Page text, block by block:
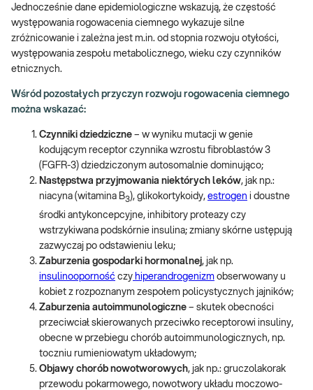
Jednocześnie dane epidemiologiczne wskazują, że częstość
występowania rogowacenia ciemnego wykazuje silne
zróżnicowanie i zależna jest m.in. od stopnia rozwoju otyłości,
występowania zespołu metabolicznego, wieku czy czynników
etnicznych.
Wśród pozostałych przyczyn rozwoju rogowacenia ciemnego
można wskazać:
Czynniki dziedziczne – w wyniku mutacji w genie
kodującym receptor czynnika wzrostu fibroblastów 3
(FGFR-3) dziedziczonym autosomalnie dominująco;
Następstwa przyjmowania niektórych leków, jak np.:
niacyna (witamina B3), glikokortykoidy, estrogen i doustne
środki antykoncepcyjne, inhibitory proteazy czy
wstrzykiwana podskórnie insulina; zmiany skórne ustępują
zazwyczaj po odstawieniu leku;
Zaburzenia gospodarki hormonalnej, jak np.
insulinooporność czy hiperandrogenizm obserwowany u
kobiet z rozpoznanym zespołem policystycznych jajników;
Zaburzenia autoimmunologiczne – skutek obecności
przeciwciał skierowanych przeciwko receptorowi insuliny,
obecne w przebiegu chorób autoimmunologicznych, np.
toczniu rumieniowatym układowym;
Objawy chorób nowotworowych, jak np.: gruczolakorak
przewodu pokarmowego, nowotwory układu moczowo-